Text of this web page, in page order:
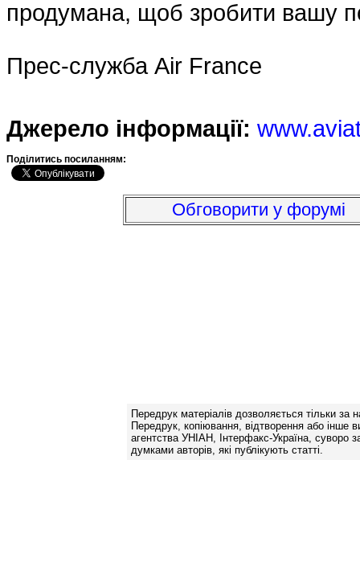
продумана, щоб зробити вашу
Прес-служба Air France
Джерело інформації:
Подiлитись посиланням:
Обговорити у форумі
Передрук матеріалів дозволяється тільки за
Передрук, копіювання, відтворення або інше
агентства УНІАН, Інтерфакс-Україна, суворо
думками авторів, які публікують статті.